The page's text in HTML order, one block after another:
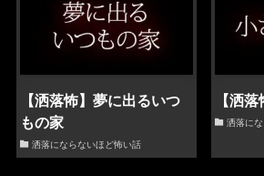
【洒落怖】夢に出るいつ
もの家
洒落にならないほど怖い話
【洒
洒落に